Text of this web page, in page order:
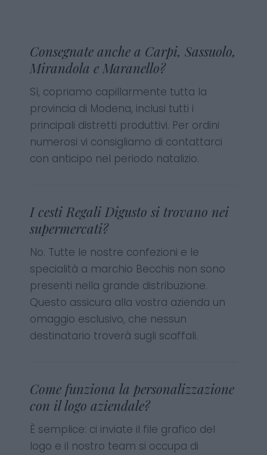
Consegnate anche a Carpi, Sassuolo,
Mirandola e Maranello?
Sì, copriamo capillarmente tutta la
provincia di Modena, inclusi tutti i
principali distretti produttivi. Per ordini
numerosi vi consigliamo di contattarci
con anticipo nel periodo natalizio.
I cesti Regali Digusto si trovano nei
supermercati?
No. Tutte le nostre confezioni e le
specialità a marchio Becchis non sono
presenti nella grande distribuzione.
Questo assicura alla vostra azienda un
omaggio esclusivo, che nessun
destinatario troverà sugli scaffali.
Come funziona la personalizzazione
con il logo aziendale?
È semplice: ci inviate il file grafico del
logo e il nostro team si occupa di